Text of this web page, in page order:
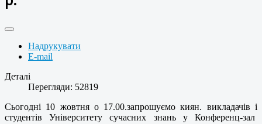
Надрукувати
E-mail
Деталі
Перегляди: 52819
Сьогодні 10 жовтня о 17.00.запрошуємо киян. викладачів і
студентів Університету сучасних знань у Конференц-зал